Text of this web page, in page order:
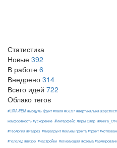
Статистика
Новые 392
В работе 6
Внедрено 314
Всего идей 722
Облако тегов
#LIRA-FEM #модуль Ґрунт #паля #СЕ57 #вертикальна
комфортность #ускорение #Интерфейс Лиры Сапр
#Геология #Разрез #лирагрунт #объем грунта #грунт
#гололед #визор #настройки #огибающая #схема